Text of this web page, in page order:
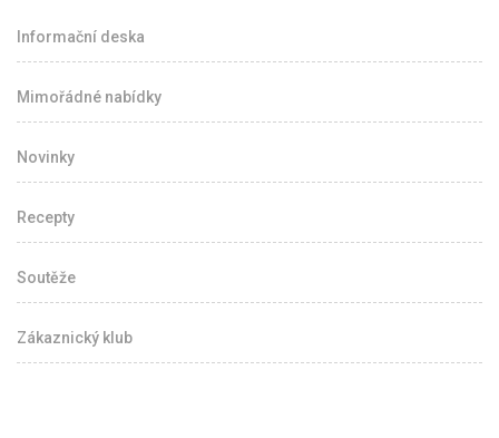
Informační deska
Mimořádné nabídky
Novinky
Recepty
Soutěže
Zákaznický klub